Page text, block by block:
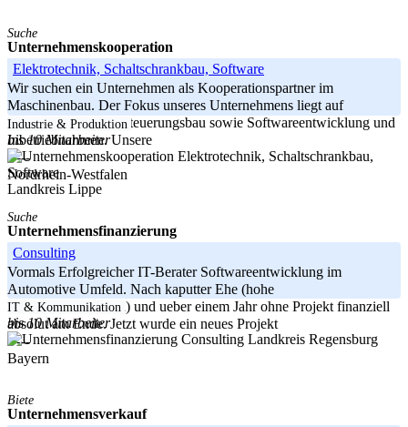
Suche
Unternehmenskooperation
Elektrotechnik, Schaltschrankbau, Software
Wir suchen ein Unternehmen als Kooperationspartner im
Maschinenbau. Der Fokus unseres Unternehmens liegt auf
Schatlschrank- und Steuerungsbau sowie Softwareentwicklung und
Inbetriebnahmen. Unsere
-----
Nordrhein-Westfalen
Industrie & Produktion
bis 10 Mitarbeiter
Landkreis Lippe
Suche
Unternehmensfinanzierung
Consulting
Vormals Erfolgreicher IT-Berater Softwareentwicklung im
Automotive Umfeld. Nach kaputter Ehe (hohe
Unterhaltszahlungen) und ueber einem Jahr ohne Projekt finanziell
absolut am Ende. Jetzt wurde ein neues Projekt
-----
Bayern
IT & Kommunikation
bis 10 Mitarbeiter
Landkreis Regensburg
Biete
Unternehmensverkauf